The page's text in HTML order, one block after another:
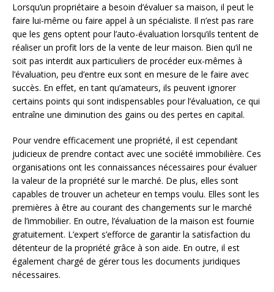
Lorsqu’un propriétaire a besoin d’évaluer sa maison, il peut le
faire lui-même ou faire appel à un spécialiste. Il n’est pas rare
que les gens optent pour l’auto-évaluation lorsqu’ils tentent de
réaliser un profit lors de la vente de leur maison. Bien qu’il ne
soit pas interdit aux particuliers de procéder eux-mêmes à
l’évaluation, peu d’entre eux sont en mesure de le faire avec
succès. En effet, en tant qu’amateurs, ils peuvent ignorer
certains points qui sont indispensables pour l’évaluation, ce qui
entraîne une diminution des gains ou des pertes en capital.
Pour vendre efficacement une propriété, il est cependant
judicieux de prendre contact avec une société immobilière. Ces
organisations ont les connaissances nécessaires pour évaluer
la valeur de la propriété sur le marché. De plus, elles sont
capables de trouver un acheteur en temps voulu. Elles sont les
premières à être au courant des changements sur le marché
de l’immobilier. En outre, l’évaluation de la maison est fournie
gratuitement. L’expert s’efforce de garantir la satisfaction du
détenteur de la propriété grâce à son aide. En outre, il est
également chargé de gérer tous les documents juridiques
nécessaires.